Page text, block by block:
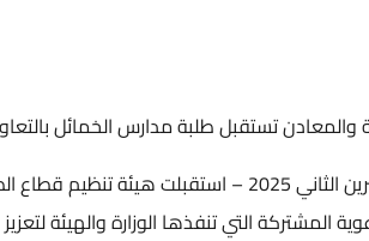
والمعادن تستقبل طلبة مدارس الخمائل
عمّان، 5 تشرين الثاني 2025 –
المشتركة التي تنفذها الوزارة